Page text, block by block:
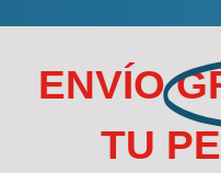
ENVÍO
TU